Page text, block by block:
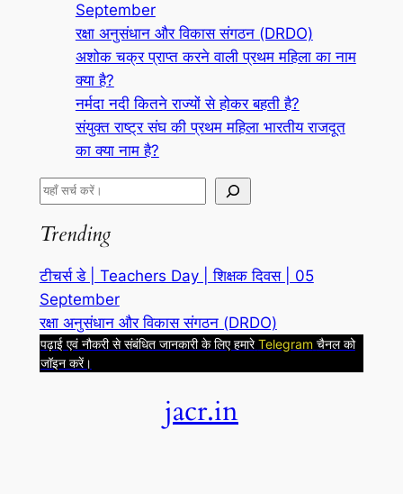
September
रक्षा अनुसंधान और विकास संगठन (DRDO)
अशोक चक्र प्राप्त करने वाली प्रथम महिला का नाम
क्या है?
नर्मदा नदी कितने राज्यों से होकर बहती है?
संयुक्त राष्ट्र संघ की प्रथम महिला भारतीय राजदूत
का क्या नाम है?
S
a
c
h
Trending
टीचर्स डे | Teachers Day | शिक्षक दिवस | 05
September
रक्षा अनुसंधान और विकास संगठन (DRDO)
पढ़ाई एवं नौकरी से संबंधित जानकारी के लिए हमारे Telegram चैनल को
जॉइन करें।
jacr.in